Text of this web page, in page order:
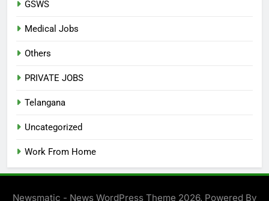
GSWS
Medical Jobs
Others
PRIVATE JOBS
Telangana
Uncategorized
Work From Home
Newsmatic - News WordPress Theme 2026. Powered By